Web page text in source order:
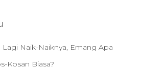
Naik-Naiknya, Emang Apa
Kosan Biasa?